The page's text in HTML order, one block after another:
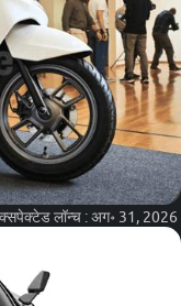
लॉन्च :अग॰ 31, 2026